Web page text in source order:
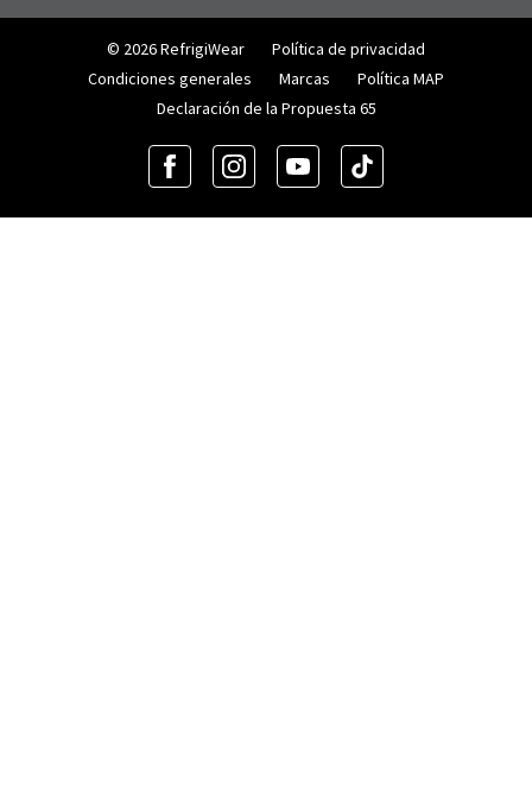
© 2026 RefrigiWear
Política de privacidad
Condiciones generales
Marcas
Política MAP
Declaración de la Propuesta 65